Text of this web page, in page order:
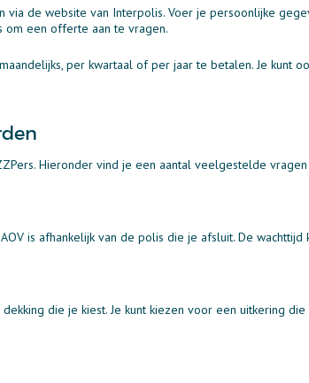
de website van Interpolis. Voer je persoonlijke
om een offerte aan te vragen.
per kwartaal of per jaar te betalen. Je kunt
Hieronder vind je een aantal veelgestelde
is afhankelijk van de polis die je afsluit. De wachttijd
die je kiest. Je kunt kiezen voor een uitkering